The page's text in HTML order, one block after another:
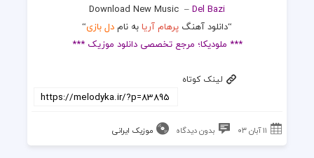
Download New Music –Del Bazi
“دانلود آهنگ پرهام آریابه نامدل بازی“
*** ملودیکا؛ مرجع تخصصی دانلود موزیک ***
لینک کوتاه
۱۱ آبان ۰۳ بدون دیدگاه موزیک ایرانی